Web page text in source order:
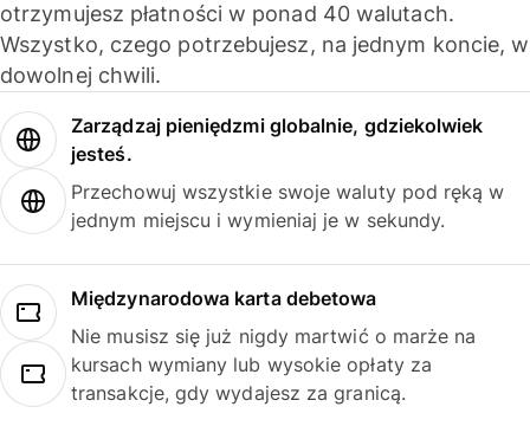
otrzymujesz płatności w ponad 40 walutach.
Wszystko, czego potrzebujesz, na jednym koncie, w
dowolnej chwili.
Zarządzaj pieniędzmi globalnie, gdziekolwiek
jesteś.
Przechowuj wszystkie swoje waluty pod ręką w
jednym miejscu i wymieniaj je w sekundy.
Międzynarodowa karta debetowa
Nie musisz się już nigdy martwić o marże na
kursach wymiany lub wysokie opłaty za
transakcje, gdy wydajesz za granicą.